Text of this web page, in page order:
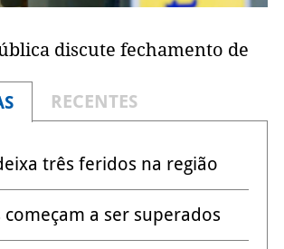
discute fechamento de
RECENTES
três feridos na região
começam a ser superados